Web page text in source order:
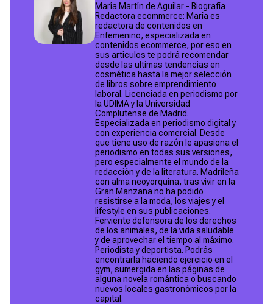
María Martín de Aguilar - Biografía
Redactora ecommerce: María es
redactora de contenidos en
Enfemenino, especializada en
contenidos ecommerce, por eso en
sus artículos te podrá recomendar
desde las ultimas tendencias en
cosmética hasta la mejor selección
de libros sobre emprendimiento
laboral. Licenciada en periodismo por
la UDIMA y la Universidad
Complutense de Madrid.
Especializada en periodismo digital y
con experiencia comercial. Desde
que tiene uso de razón le apasiona el
periodismo en todas sus versiones,
pero especialmente el mundo de la
redacción y de la literatura. Madrileña
con alma neoyorquina, tras vivir en la
Gran Manzana no ha podido
resistirse a la moda, los viajes y el
lifestyle en sus publicaciones.
Ferviente defensora de los derechos
de los animales, de la vida saludable
y de aprovechar el tiempo al máximo.
Periodista y deportista. Podrás
encontrarla haciendo ejercicio en el
gym, sumergida en las páginas de
alguna novela romántica o buscando
nuevos locales gastronómicos por la
capital.